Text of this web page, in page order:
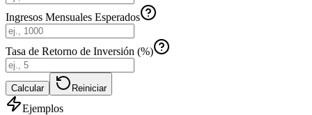
Ingresos Mensuales Esperados
Tasa de Retorno de Inversión (%)
Calcular Reiniciar
Ejemplos